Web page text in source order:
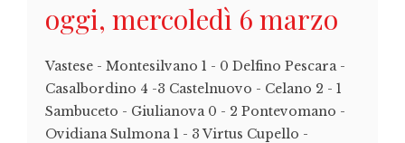
oggi, mercoledì 6 marzo
Vastese - Montesilvano 1 - 0 Delfino Pescara -
Casalbordino 4 -3 Castelnuovo - Celano 2 - 1
Sambuceto - Giulianova 0 - 2 Pontevomano -
Ovidiana Sulmona 1 - 3 Virtus Cupello -